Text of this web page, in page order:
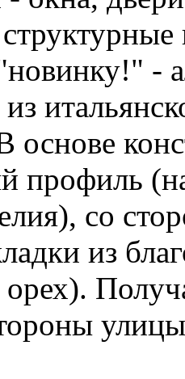
-
основе
профиль
со
из